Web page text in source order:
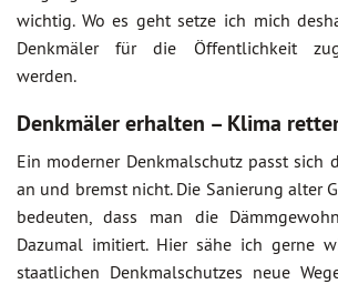
wichtig. Wo es geht setze ich mich
Denkmäler für die Öffentlichkeit
werden.
Denkmäler erhalten – Klima
Ein moderner Denkmalschutz passt sich
an und bremst nicht. Die Sanierung alter
bedeuten, dass man die
Dazumal imitiert. Hier sähe ich gerne
staatlichen Denkmalschutzes neue